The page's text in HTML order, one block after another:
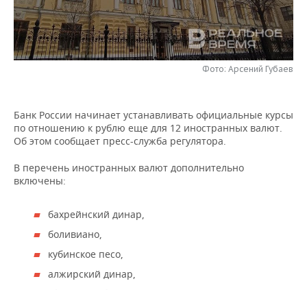
НЕФТЕХИМИЯ
НЕФТЬ
РОЗНИЧНАЯ ТОРГОВЛЯ
ТРАНСПОРТ
НОВОСТИ ТЕХНОЛОГИЙ
IT
ТЕЛЕКОММУНИКАЦИИ
МЕРОПРИЯТИЯ
НОВОСТИ МЕРОПРИЯТИЙ
БИЗНЕС-БРАНЧИ
ОТКРЫТАЯ ЛЕКЦИЯ
СПОРТ
ФУТБОЛ
БАСКЕТБОЛ
ВОЛЕЙБОЛ
ФИГУРНОЕ КАТАНИЕ
НОВОСТИ ОБЩЕСТВА
ИНФРАСТРУКТУРА
ИСТОРИЯ
МЕДИЦИНА
ФОТОГАЛЕРЕЯ
СПРАВОЧНИК
СПИСОК ПЕРСОН
ПОЛНАЯ ВЕРСИЯ
Фото: Арсений Губаев
Банк России начинает устанавливать официальные курсы
по отношению к рублю еще для 12 иностранных валют.
Об этом сообщает пресс-служба регулятора.
В перечень иностранных валют дополнительно
включены:
бахрейнский динар,
боливиано,
кубинское песо,
алжирский динар,